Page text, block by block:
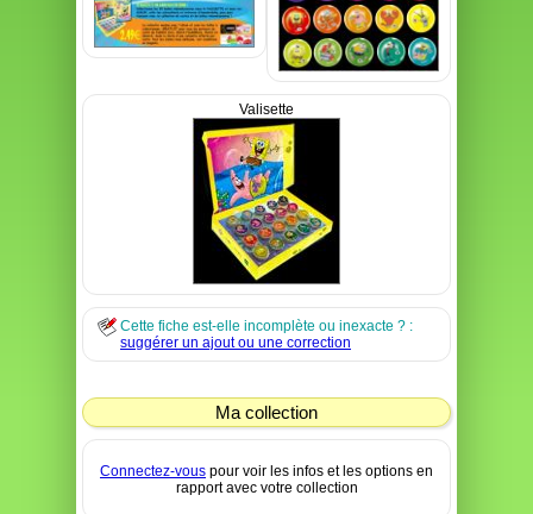
Valisette
Cette fiche est-elle incomplète ou inexacte ? :
suggérer un ajout ou une correction
Ma collection
Connectez-vous pour voir les infos et les options en
rapport avec votre collection